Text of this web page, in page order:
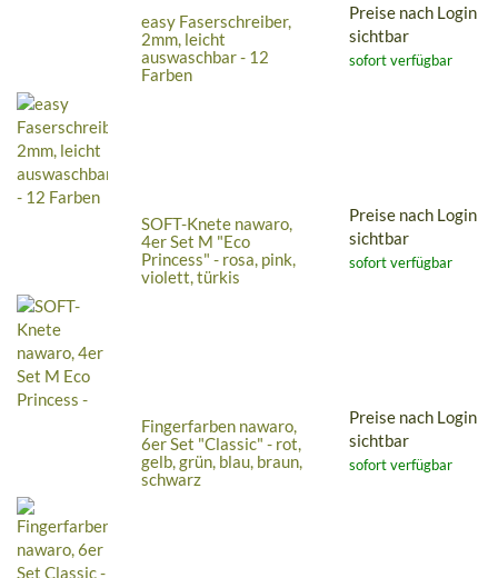
easy Faserschreiber,
2mm, leicht
auswaschbar - 12
Farben
Preise nach Login
sichtbar
sofort verfügbar
SOFT-Knete nawaro,
4er Set M "Eco
Princess" - rosa, pink,
violett, türkis
Preise nach Login
sichtbar
sofort verfügbar
Fingerfarben nawaro,
6er Set "Classic" - rot,
gelb, grün, blau, braun,
schwarz
Preise nach Login
sichtbar
sofort verfügbar